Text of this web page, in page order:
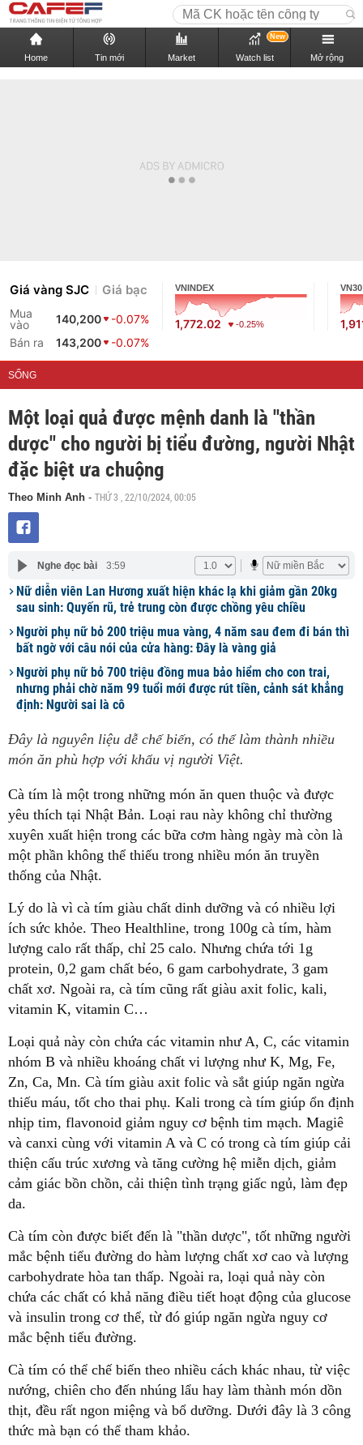
Home Tin mới Market Watch list
New
Mở rộng
Giá vàng SJC Giá bạc
Mua
vào
140,200
-0.07%
Bán ra
143,200 -0.07%
VNINDEX
1,772.02 -0.25%
VN30
SỐNG
Một loại quả được mệnh danh là "thần
dược" cho người bị tiểu đường, người Nhật
đặc biệt ưa chuộng
Theo Minh Anh - THỨ 3 , 22/10/2024, 00:05
Nghe đọc bài 3:59
Nữ diễn viên Lan Hương xuất hiện khác lạ khi giảm gần 20kg
sau sinh: Quyến rũ, trẻ trung còn được chồng yêu chiều
Người phụ nữ bỏ 200 triệu mua vàng, 4 năm sau đem đi bán thì
bất ngờ với câu nói của cửa hàng: Đây là vàng giả
Người phụ nữ bỏ 700 triệu đồng mua bảo hiểm cho con trai,
nhưng phải chờ năm 99 tuổi mới được rút tiền, cảnh sát khẳng
định: Người sai là cô
Đây là nguyên liệu dễ chế biến, có thể làm thành nhiều
món ăn phù hợp với khẩu vị người Việt.
Cà tím là một trong những món ăn quen thuộc và được
yêu thích tại Nhật Bản. Loại rau này không chỉ thường
xuyên xuất hiện trong các bữa cơm hàng ngày mà còn là
một phần không thể thiếu trong nhiều món ăn truyền
thống của Nhật.
Lý do là vì cà tím giàu chất dinh dưỡng và có nhiều lợi
ích sức khỏe. Theo Healthline, trong 100g cà tím, hàm
lượng calo rất thấp, chỉ 25 calo. Nhưng chứa tới 1g
protein, 0,2 gam chất béo, 6 gam carbohydrate, 3 gam
chất xơ. Ngoài ra, cà tím cũng rất giàu axit folic, kali,
vitamin K, vitamin C…
Loại quả này còn chứa các vitamin như A, C, các vitamin
nhóm B và nhiều khoáng chất vi lượng như K, Mg, Fe,
Zn, Ca, Mn. Cà tím giàu axit folic và sắt giúp ngăn ngừa
thiếu máu, tốt cho thai phụ. Kali trong cà tím giúp ổn định
nhịp tim, flavonoid giảm nguy cơ bệnh tim mạch. Magiê
và canxi cùng với vitamin A và C có trong cà tím giúp cải
thiện cấu trúc xương và tăng cường hệ miễn dịch, giảm
cảm giác bồn chồn, cải thiện tình trạng giấc ngủ, làm đẹp
da.
Cà tím còn được biết đến là "thần dược", tốt những người
mắc bệnh tiểu đường do hàm lượng chất xơ cao và lượng
carbohydrate hòa tan thấp. Ngoài ra, loại quả này còn
chứa các chất có khả năng điều tiết hoạt động của glucose
và insulin trong cơ thể, từ đó giúp ngăn ngừa nguy cơ
mắc bệnh tiểu đường.
Cà tím có thể chế biến theo nhiều cách khác nhau, từ việc
nướng, chiên cho đến nhúng lẩu hay làm thành món dồn
thịt, đều rất ngon miệng và bổ dưỡng. Dưới đây là 3 công
thức mà bạn có thể tham khảo.